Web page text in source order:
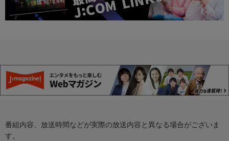
番組内容、放送時間などが実際の放送内容と異なる場合がございま
す。